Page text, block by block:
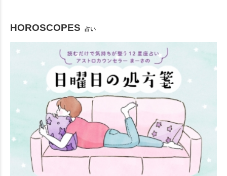
HOROSCOPES 占い